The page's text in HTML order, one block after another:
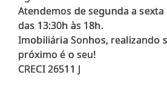
Atendemos de segunda a sexta
das 13:30h às 18h.
Imobiliária Sonhos, realizando
próximo é o seu!